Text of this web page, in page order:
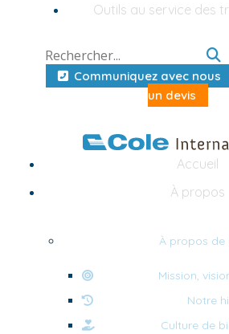
Outils au service des
Communiquez avec nous
un devis
Accueil
À propos
À propos de
Mission,
Notre
Culture de